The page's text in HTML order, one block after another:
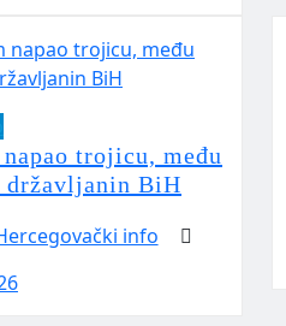
trojicu, među
BiH
info